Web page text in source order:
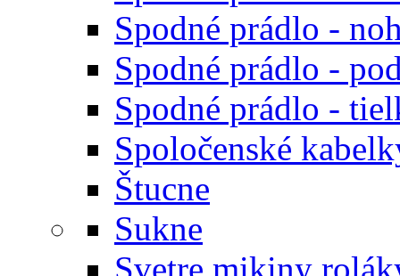
Spodné prádlo -
Spodné prádlo -
Spodné prádlo -
Spoločenské
Štucne
Sukne